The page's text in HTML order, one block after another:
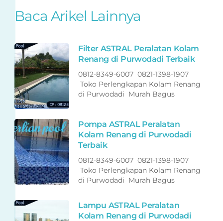
Baca Arikel Lainnya
Filter ASTRAL Peralatan Kolam
Renang di Purwodadi Terbaik
0812-8349-6007 0821-1398-1907
Toko Perlengkapan Kolam Renang
di Purwodadi Murah Bagus
Pompa ASTRAL Peralatan
Kolam Renang di Purwodadi
Terbaik
0812-8349-6007 0821-1398-1907
Toko Perlengkapan Kolam Renang
di Purwodadi Murah Bagus
Lampu ASTRAL Peralatan
Kolam Renang di Purwodadi